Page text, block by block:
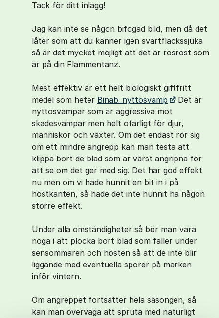
Tack för ditt inlägg!
Jag kan inte se någon bifogad bild, men då det
låter som att du känner igen svartfläckssjuka
så är det mycket möjligt att det är rosrost som
är på din Flammentanz.
Mest effektiv är ett helt biologiskt giftfritt
medel som heter Binab_nyttosvamp
Det är
nyttosvampar som är aggressiva mot
skadesvampar men helt ofarligt för djur,
människor och växter. Om det endast rör sig
om ett mindre angrepp kan man testa att
klippa bort de blad som är värst angripna för
att se om det ger med sig. Det har god effekt
nu men om vi hade hunnit en bit in i på
höstkanten, så hade det inte hunnit ha någon
större effekt.
Under alla omständigheter så bör man vara
noga i att plocka bort blad som faller under
sensommaren och hösten så att de inte blir
liggande med eventuella sporer på marken
inför vintern.
Om angreppet fortsätter hela säsongen, så
kan man överväga att spruta med naturligt